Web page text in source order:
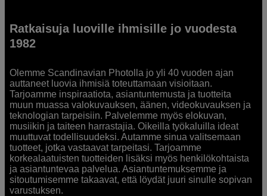
Ratkaisuja luoville ihmisille jo vuodesta
1982
Olemme Scandinavian Photolla jo yli 40 vuoden ajan
auttaneet luovia ihmisiä toteuttamaan visioitaan.
Tarjoamme inspiraatiota, asiantuntemusta ja tuotteita
muun muassa valokuvauksen, äänen, videokuvauksen ja
teknologian tarpeisiin. Palvelemme myös elokuvan,
musiikin ja taiteen harrastajia. Oikeilla työkaluilla ideat
muuttuvat todellisuudeksi. Autamme sinua valitsemaan
tuotteet, jotka vastaavat tarpeitasi. Tarjoamme
korkealaatuisten tuotteiden lisäksi myös henkilökohtaista
ja asiantuntevaa palvelua. Asiantuntemuksemme ja
sitoutumisemme takaavat, että löydät juuri sinulle sopivan
varustuksen.